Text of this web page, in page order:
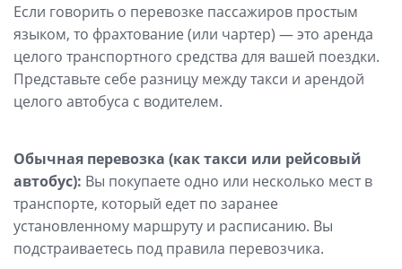
Если говорить о перевозке пассажиров простым
языком, то фрахтование (или чартер) — это аренда
целого транспортного средства для вашей поездки.
Представьте себе разницу между такси и арендой
целого автобуса с водителем.
Обычная перевозка (как такси или рейсовый
автобус): Вы покупаете одно или несколько мест в
транспорте, который едет по заранее
установленному маршруту и расписанию. Вы
подстраиваетесь под правила перевозчика.